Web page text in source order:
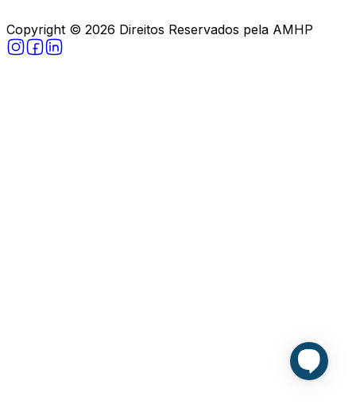
Copyright © 2026 Direitos Reservados pela AMHP